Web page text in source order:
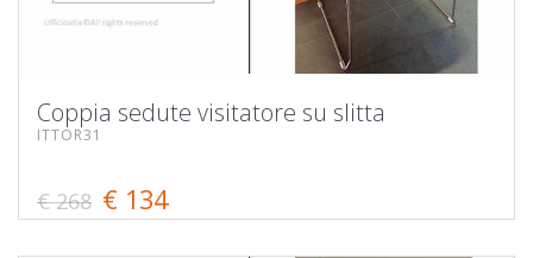
Coppia sedute visitatore su slitta
ITTOR31
€ 268 € 134